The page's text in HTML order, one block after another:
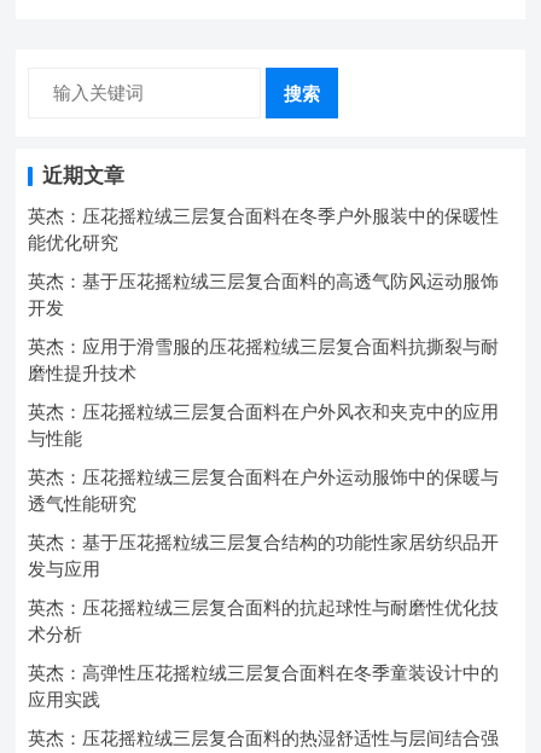
搜索
近期文章
英杰：压花摇粒绒三层复合面料在冬季户外服装中的保暖性
能优化研究
英杰：基于压花摇粒绒三层复合面料的高透气防风运动服饰
开发
英杰：应用于滑雪服的压花摇粒绒三层复合面料抗撕裂与耐
磨性提升技术
英杰：压花摇粒绒三层复合面料在户外风衣和夹克中的应用
与性能
英杰：压花摇粒绒三层复合面料在户外运动服饰中的保暖与
透气性能研究
英杰：基于压花摇粒绒三层复合结构的功能性家居纺织品开
发与应用
英杰：压花摇粒绒三层复合面料的抗起球性与耐磨性优化技
术分析
英杰：高弹性压花摇粒绒三层复合面料在冬季童装设计中的
应用实践
英杰：压花摇粒绒三层复合面料的热湿舒适性与层间结合强